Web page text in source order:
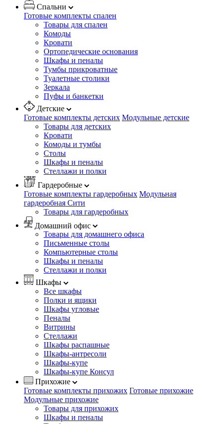
Спальни
Готовые комплекты спален
Товары для спален
Комоды
Кровати
Ортопедические основания
Шкафы и пеналы
Тумбы прикроватные
Туалетные столики
Зеркала
Пуфы и банкетки
Детские
Готовые комплекты детских Модульные детские
Товары для детских
Кровати
Комоды и тумбы
Столы
Шкафы и пеналы
Стеллажи и полки
Гардеробные
Готовые комплекты гардеробных Модульная
гардеробная Сити
Товары для гардеробных
Домашний офис
Товары для домашнего офиса
Письменные столы
Компьютерные столы
Шкафы и пеналы
Стеллажи и полки
Шкафы
Все шкафы
Полки и ящики
Шкафы угловые
Пеналы
Витрины
Стеллажи
Шкафы распашные
Шкафы-антресоли
Шкафы-купе
Шкафы-купе Консул
Прихожие
Готовые комплекты прихожих Готовые прихожие
Модульные прихожие
Товары для прихожих
Шкафы и пеналы